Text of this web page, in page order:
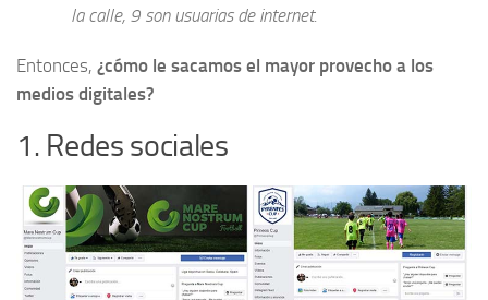
la calle, 9 son usuarias de internet.
Entonces, ¿cómo le sacamos el mayor provecho a los
medios digitales?
1. Redes sociales